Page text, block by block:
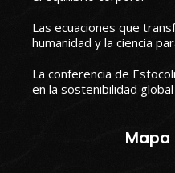
Las ecuaciones que
humanidad y la ciencia
La conferencia de
en la sostenibilidad global
Mapa